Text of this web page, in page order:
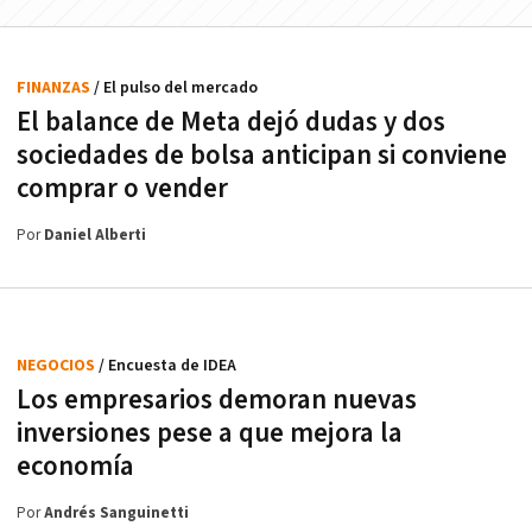
El balance de Meta dejó dudas y dos
sociedades de bolsa anticipan si conviene
comprar o vender
FINANZAS / El pulso del mercado
PorDaniel Alberti
Los empresarios demoran nuevas
inversiones pese a que mejora la
economía
NEGOCIOS / Encuesta de IDEA
PorAndrés Sanguinetti